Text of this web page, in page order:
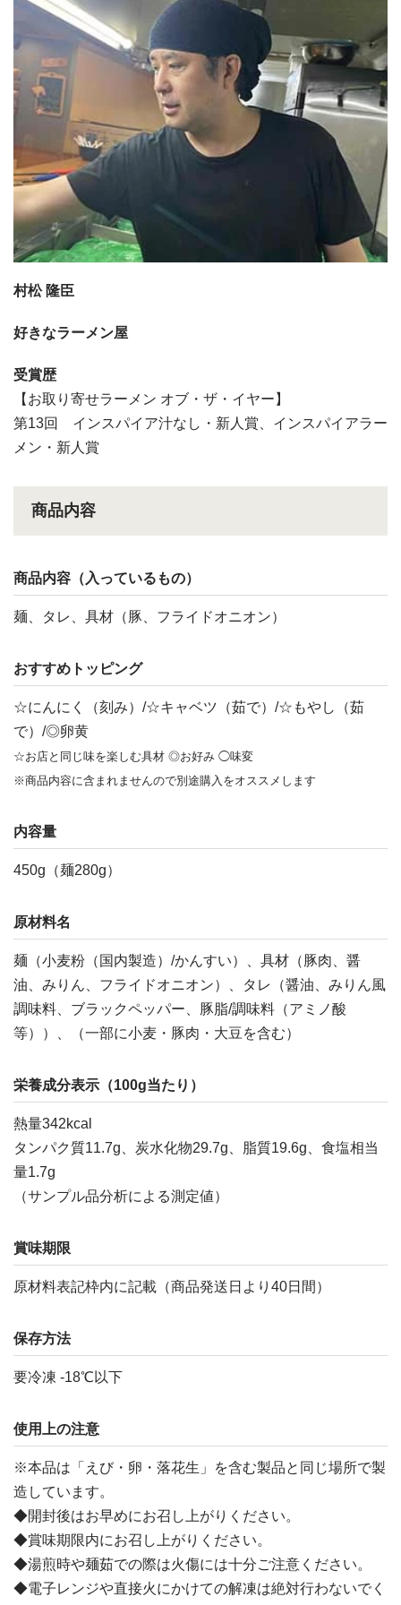
村松 隆臣
好きなラーメン屋
受賞歴
【お取り寄せラーメン オブ・ザ・イヤー】
第13回 インスパイア汁なし・新人賞、インスパイアラー
メン・新人賞
商品内容
商品内容（入っているもの）
麺、タレ、具材（豚、フライドオニオン）
おすすめトッピング
☆にんにく（刻み）/☆キャベツ（茹で）/☆もやし（茹
で）/◎卵黄
☆お店と同じ味を楽しむ具材 ◎お好み ◯味変
※商品内容に含まれませんので別途購入をオススメします
内容量
450g（麺280g）
原材料名
麺（小麦粉（国内製造）/かんすい）、具材（豚肉、醤
油、みりん、フライドオニオン）、タレ（醤油、みりん風
調味料、ブラックペッパー、豚脂/調味料（アミノ酸
等））、（一部に小麦・豚肉・大豆を含む）
栄養成分表示（100g当たり）
熱量342kcal
タンパク質11.7g、炭水化物29.7g、脂質19.6g、食塩相当
量1.7g
（サンプル品分析による測定値）
賞味期限
原材料表記枠内に記載（商品発送日より40日間）
保存方法
要冷凍 -18℃以下
使用上の注意
※本品は「えび・卵・落花生」を含む製品と同じ場所で製
造しています。
◆開封後はお早めにお召し上がりください。
◆賞味期限内にお召し上がりください。
◆湯煎時や麺茹での際は火傷には十分ご注意ください。
◆電子レンジや直接火にかけての解凍は絶対行わないでく